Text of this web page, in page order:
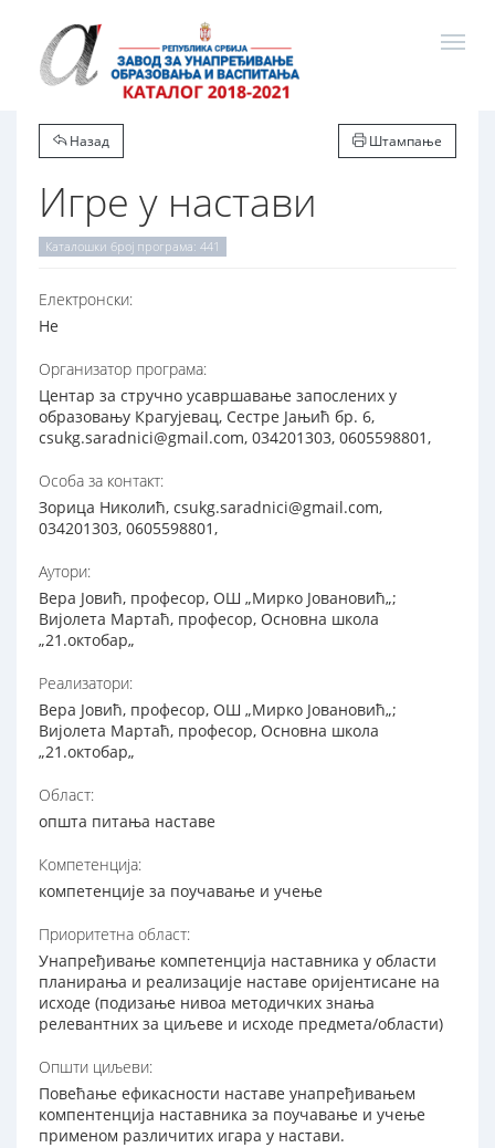
Назад Штампање
Игре у настави
Каталошки број програма: 441
Електронски:
Не
Организатор програма:
Центар за стручно усавршавање запослених у
образовању Крагујевац, Сестре Јањић бр. 6,
csukg.saradnici@gmail.com, 034201303, 0605598801,
Особа за контакт:
Зорица Николић, csukg.saradnici@gmail.com,
034201303, 0605598801,
Аутори:
Вера Јовић, професор, ОШ „Мирко Јовановић„;
Вијолета Мартаћ, професор, Основна школа
„21.октобар„
Реализатори:
Вера Јовић, професор, ОШ „Мирко Јовановић„;
Вијолета Мартаћ, професор, Основна школа
„21.октобар„
Област:
општа питања наставе
Компетенција:
компетенције за поучавање и учење
Приоритетна област:
Унапређивање компетенција наставника у области
планирања и реализације наставе оријентисане на
исходе (подизање нивоа методичких знања
релевантних за циљеве и исходе предмета/области)
Општи циљеви:
Повећање ефикасности наставе унапређивањем
компентенција наставника за поучавање и учење
применом различитих игара у настави.